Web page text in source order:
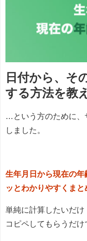
日付から、そ
する方法を教
…という方のために
しました。
生年月日から現在の
ッとわかりやすくまと
単純に計算したいだ
コピペしてもらうだけ